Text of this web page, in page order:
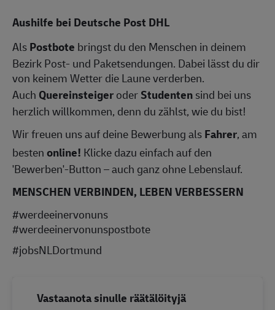
Aushilfe bei Deutsche Post DHL
AlsPostbote bringst du den Menschen in deinem
Bezirk Post- und Paketsendungen. Dabei lässt du dir
von keinem Wetter die Laune verderben.
Auch QuereinsteigeroderStudentensind bei uns
herzlich willkommen, denn du zählst, wie du bist!
Wir freuen uns auf deine Bewerbung alsFahrer, am
bestenonline! Klicke dazu einfach auf den
'Bewerben'-Button – auch ganz ohne Lebenslauf.
MENSCHEN VERBINDEN, LEBEN VERBESSERN
#werdeeinervonuns
#werdeeinervonunspostbote
#jobsNLDortmund
Vastaanota sinulle räätälöityjä